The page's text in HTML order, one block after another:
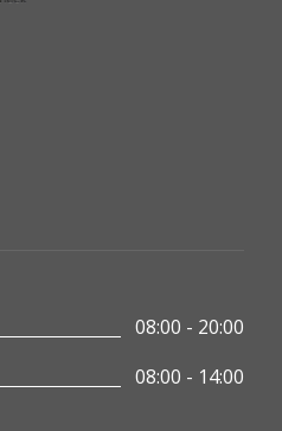
08:00 - 20:00
08:00 - 14:00